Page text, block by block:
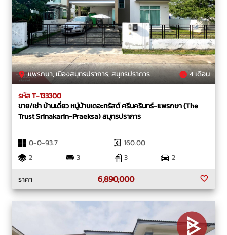
แพรกษา, เมืองสมุทรปราการ, สมุทรปราการ 4 เดือน
รหัส T-133300
ขาย/เช่า บ้านเดี่ยว หมู่บ้านเดอะทรัสต์ ศรีนครินทร์-แพรกษา (The
Trust Srinakarin-Praeksa) สมุทรปราการ
0-0-93.7
160.00
2
3 3
2
ราคา
6,890,000